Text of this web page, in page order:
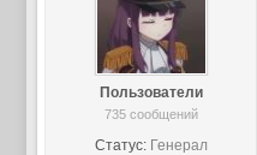
Пользователи
735 сообщений
Статус: Генерал